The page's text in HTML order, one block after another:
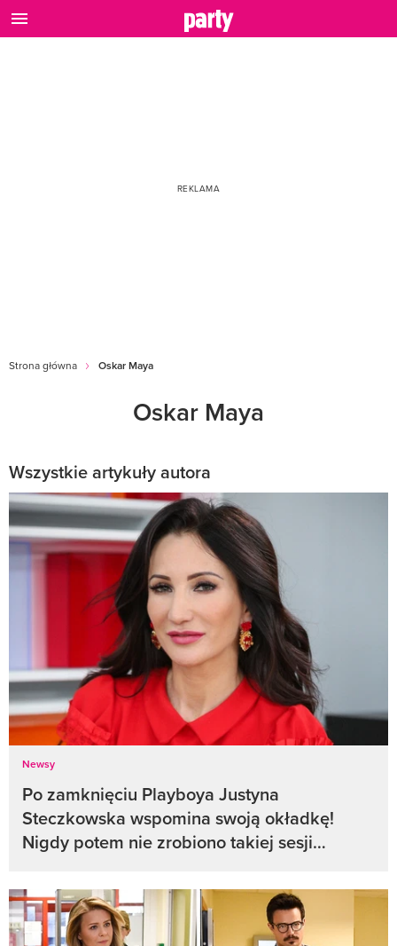
Strona główna Oskar Maya
Oskar Maya
Wszystkie artykuły autora
Newsy
Po zamknięciu Playboya Justyna
Steczkowska wspomina swoją okładkę!
Nigdy potem nie zrobiono takiej sesji…